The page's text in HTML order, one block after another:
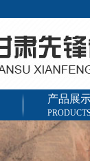
产品展
PRODUCTS